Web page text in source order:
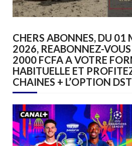
CHERS ABONNES, DU
2026, REABONNEZ-
2000 FCFA A VOTRE
HABITUELLE ET
CHAINES + L’OPTION